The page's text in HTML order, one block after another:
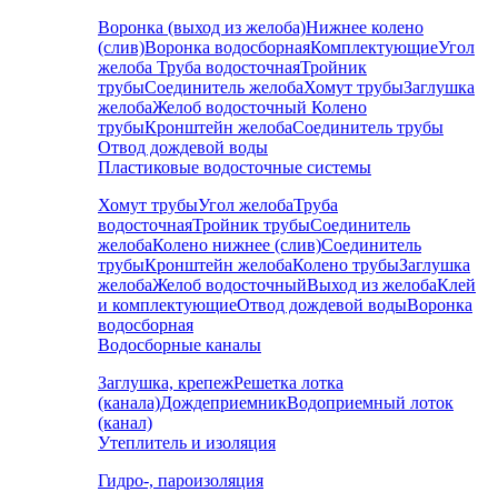
Воронка (выход из желоба)Нижнее колено
(слив)Воронка водосборнаяКомплектующиеУгол
желоба Труба водосточнаяТройник
трубыСоединитель желобаХомут трубыЗаглушка
желобаЖелоб водосточный Колено
трубыКронштейн желобаСоединитель трубы
Отвод дождевой воды
Пластиковые водосточные системы
Хомут трубыУгол желобаТруба
водосточнаяТройник трубыСоединитель
желобаКолено нижнее (слив)Соединитель
трубыКронштейн желобаКолено трубыЗаглушка
желобаЖелоб водосточныйВыход из желобаКлей
и комплектующиеОтвод дождевой водыВоронка
водосборная
Водосборные каналы
Заглушка, крепежРешетка лотка
(канала)ДождеприемникВодоприемный лоток
(канал)
Утеплитель и изоляция
Гидро-, пароизоляция